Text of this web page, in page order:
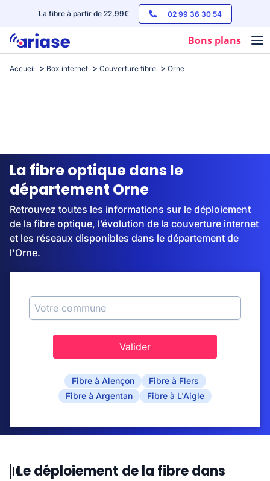
La fibre à partir de 22,99€ 02 99 36 30 54
Bons plans
Box internet
Streaming
Accueil Box internet Couverture fibre Orne
La fibre optique dans le
département Orne
Retrouvez toutes les informations sur le déploiement
de la fibre optique, l’évolution de la couverture internet
et les réseaux disponibles dans le département de
l'Orne.
Valider
Fibre à Alençon
Fibre à Flers
Fibre à Argentan
Fibre à L'Aigle
Le déploiement de la fibre dans